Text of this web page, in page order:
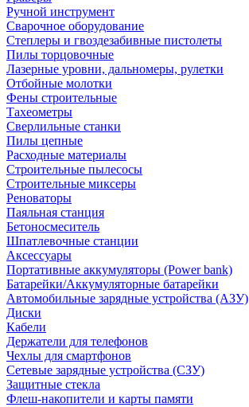
Ручной инструмент
Сварочное оборудование
Степлеры и гвоздезабивные пистолеты
Пилы торцовочные
Лазерные уровни, дальномеры, рулетки
Отбойные молотки
Фены строительные
Тахеометры
Сверлильные станки
Пилы цепные
Расходные материалы
Строительные пылесосы
Строительные миксеры
Реноваторы
Паяльная станция
Бетоносмеситель
Шпатлевочные станции
Аксессуары
Портативные аккумуляторы (Power bank)
Батарейки/Аккумуляторные батарейки
Автомобильные зарядные устройства (АЗУ)
Диски
Кабели
Держатели для телефонов
Чехлы для смартфонов
Сетевые зарядные устройства (СЗУ)
Защитные стекла
Флеш-накопители и карты памяти